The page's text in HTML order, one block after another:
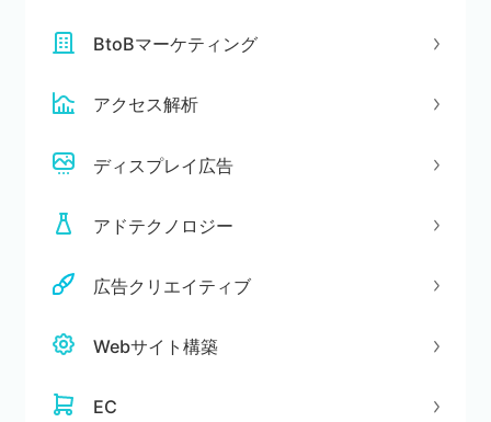
BtoBマーケティング
アクセス解析
ディスプレイ広告
アドテクノロジー
広告クリエイティブ
Webサイト構築
EC